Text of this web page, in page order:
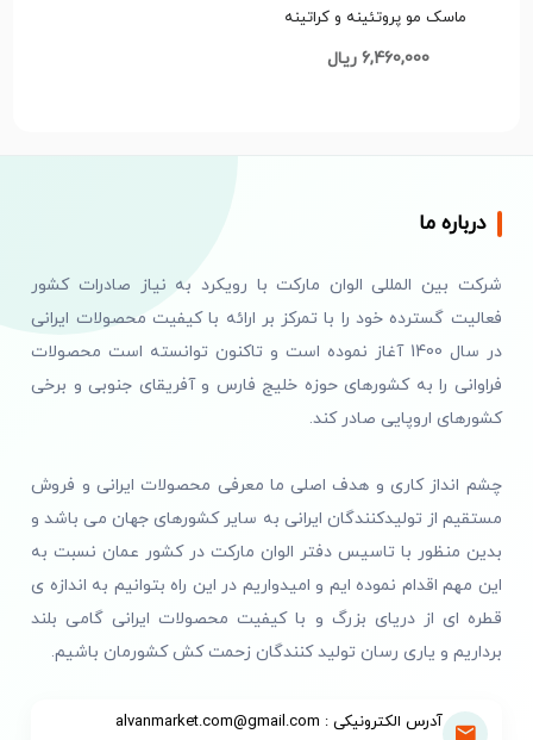
ماسک مو پروتئینه و کراتینه
6,460,000 ریال
درباره ما
شرکت بین المللی الوان مارکت با رویکرد به نیاز صادرات کشور
فعالیت گسترده خود را با تمرکز بر ارائه با کیفیت محصولات ایرانی
در سال 1400 آغاز نموده است و تاکنون توانسته است محصولات
فراوانی را به کشورهای حوزه خلیج فارس و آفریقای جنوبی و برخی
کشورهای اروپایی صادر کند.
چشم انداز کاری و هدف اصلی ما معرفی محصولات ایرانی و فروش
مستقیم از تولیدکنندگان ایرانی به سایر کشورهای جهان می باشد و
بدین منظور با تاسیس دفتر الوان مارکت در کشور عمان نسبت به
این مهم اقدام نموده ایم و امیدواریم در این راه بتوانیم به اندازه ی
قطره ای از دریای بزرگ و با کیفیت محصولات ایرانی گامی بلند
برداریم و یاری رسان تولید کنندگان زحمت کش کشورمان باشیم.
آدرس الکترونیکی : alvanmarket.com@gmail.com